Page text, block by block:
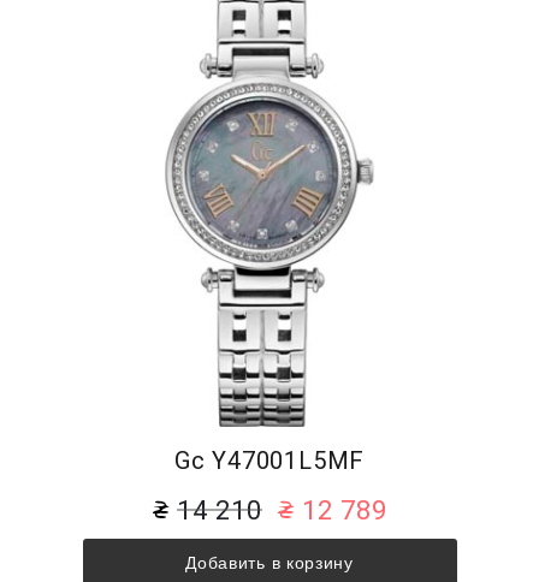
Gc Y47001L5MF
14 210 12 789
Добавить в корзину